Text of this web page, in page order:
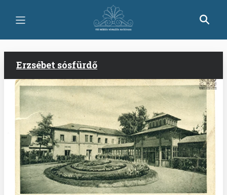
tartalomra
Erzsébet sósfürdő